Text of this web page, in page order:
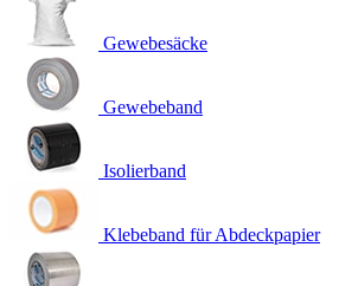
Gewebesäcke
Gewebeband
Isolierband
Klebeband für Abdeckpapier